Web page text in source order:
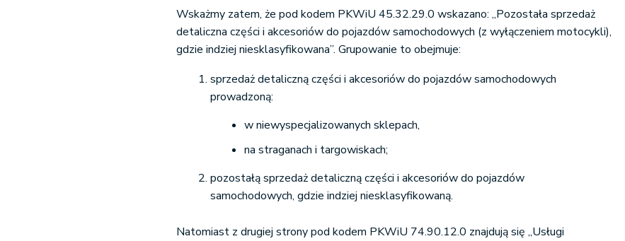
Wskażmy zatem, że pod kodem PKWiU 45.32.29.0 wskazano: „Pozostała sprzedaż
detaliczna części i akcesoriów do pojazdów samochodowych (z wyłączeniem motocykli),
gdzie indziej niesklasyfikowana”. Grupowanie to obejmuje:
sprzedaż detaliczną części i akcesoriów do pojazdów samochodowych
prowadzoną:
w niewyspecjalizowanych sklepach,
na straganach i targowiskach;
pozostałą sprzedaż detaliczną części i akcesoriów do pojazdów
samochodowych, gdzie indziej niesklasyfikowaną.
Natomiast z drugiej strony pod kodem PKWiU 74.90.12.0 znajdują się „Usługi